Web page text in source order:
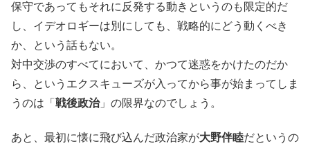
保守であってもそれに反発する動きというのも限定的だ
し、イデオロギーは別にしても、戦略的にどう動くべき
か、という話もない。
対中交渉のすべてにおいて、かつて迷惑をかけたのだか
ら、というエクスキューズが入ってから事が始まってしま
うのは「 戦後政治」の限界なのでしょう。
あと、最初に懐に飛び込んだ政治家が大野伴睦だというの